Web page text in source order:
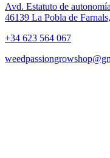
Avd. Estatuto de
46139 La Pobla de
+34 623 564 067